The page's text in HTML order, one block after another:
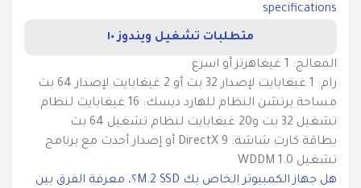
specifications
متطلبات تشغيل ويندوز ١٠
المعالج: 1 غيغاهرتز أو اسرع
رام: 1 غيغابايت لإصدار 32 بت أو 2 غيغابايت لإصدار 64 بت
مساحة برتشن النظام للهارد ديسك: 16 غيغابايت لنظام
تشغيل 32 بت و20 غيغابايت لنظام تشغيل 64 بت
بطاقة كارت شاشة: DirectX 9 أو إصدار أحدث مع برنامج
تشغيل WDDM 1.0
هل جهاز الكمبيوتر الخاص بك M.2 SSD؟، معرفة الفرق بين